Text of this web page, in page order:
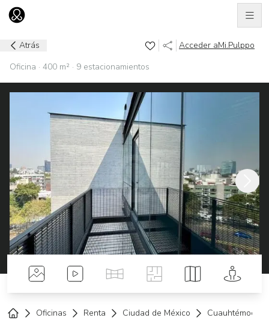
Ir al home
Atrás Acceder aMi.Pulppo
Oficina · 400 m² · 9 estacionamientos
Fotos Videos Tour VirtualPlanos Mapa Street
Oficinas Renta Ciudad de México Cuauhtémoc